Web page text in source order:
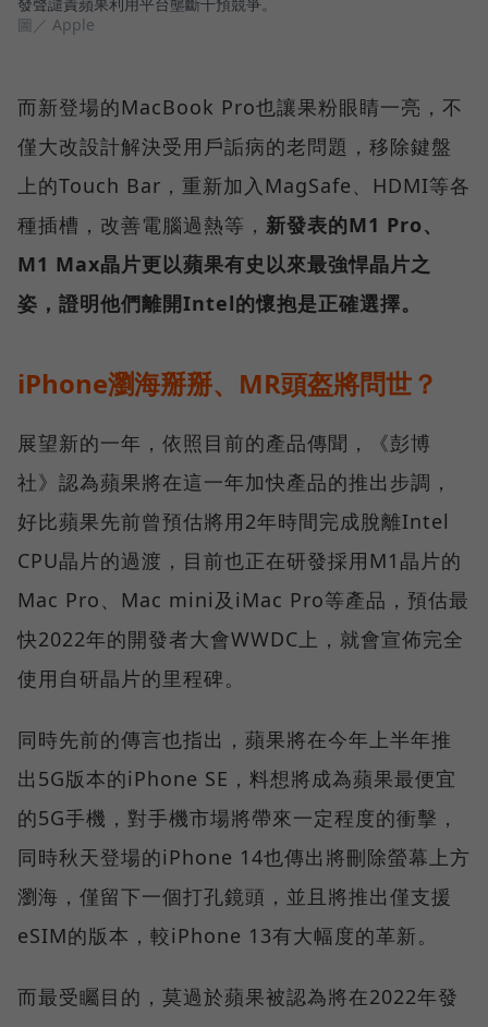
發聲譴責蘋果利用平台壟斷干預競爭。
圖／ Apple
而新登場的MacBook Pro也讓果粉眼睛一亮，不
僅大改設計解決受用戶詬病的老問題，移除鍵盤
上的Touch Bar，重新加入MagSafe、HDMI等各
種插槽，改善電腦過熱等， 新發表的M1 Pro、
M1 Max晶片更以蘋果有史以來最強悍晶片之
姿，證明他們離開Intel的懷抱是正確選擇。
iPhone瀏海掰掰、MR頭盔將問世？
展望新的一年，依照目前的產品傳聞，《彭博
社》認為蘋果將在這一年加快產品的推出步調，
好比蘋果先前曾預估將用2年時間完成脫離Intel
CPU晶片的過渡，目前也正在研發採用M1晶片的
Mac Pro、Mac mini及iMac Pro等產品，預估最
快2022年的開發者大會WWDC上，就會宣佈完全
使用自研晶片的里程碑。
同時先前的傳言也指出，蘋果將在今年上半年推
出5G版本的iPhone SE，料想將成為蘋果最便宜
的5G手機，對手機市場將帶來一定程度的衝擊，
同時秋天登場的iPhone 14也傳出將刪除螢幕上方
瀏海，僅留下一個打孔鏡頭，並且將推出僅支援
eSIM的版本，較iPhone 13有大幅度的革新。
而最受矚目的，莫過於蘋果被認為將在2022年發